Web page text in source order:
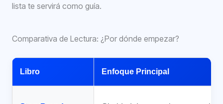
lista te servirá como guía.
Comparativa de Lectura: ¿Por dónde empezar?
Libro Enfoque Principal